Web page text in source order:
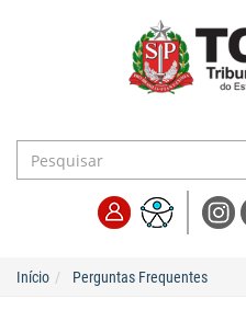
Início Perguntas Frequentes